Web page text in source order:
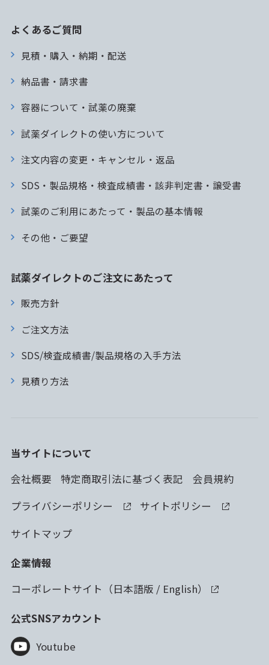
よくあるご質問
見積・購入・納期・配送
納品書・請求書
容器について・試薬の廃棄
試薬ダイレクトの使い方について
注文内容の変更・キャンセル・返品
SDS・製品規格・検査成績書・該非判定書・譲受書
試薬のご利用にあたって・製品の基本情報
その他・ご要望
試薬ダイレクトのご注文にあたって
販売方針
ご注文方法
SDS/検査成績書/製品規格の入手方法
見積り方法
当サイトについて
会社概要
特定商取引法に基づく表記
会員規約
プライバシーポリシー
サイトポリシー
サイトマップ
企業情報
コーポレートサイト（日本語版 / English）
公式SNSアカウント
Youtube